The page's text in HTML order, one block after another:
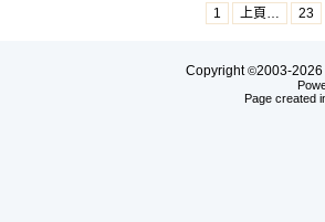
1 上頁… 23
Copyright©2003-2026
Page created